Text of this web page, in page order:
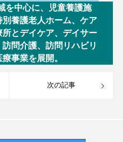
を中心に、児童養護施
養護老人ホーム、ケア
とデイケア、デイサー
問介護、訪問リハビリ
事業を展開。
次の記事